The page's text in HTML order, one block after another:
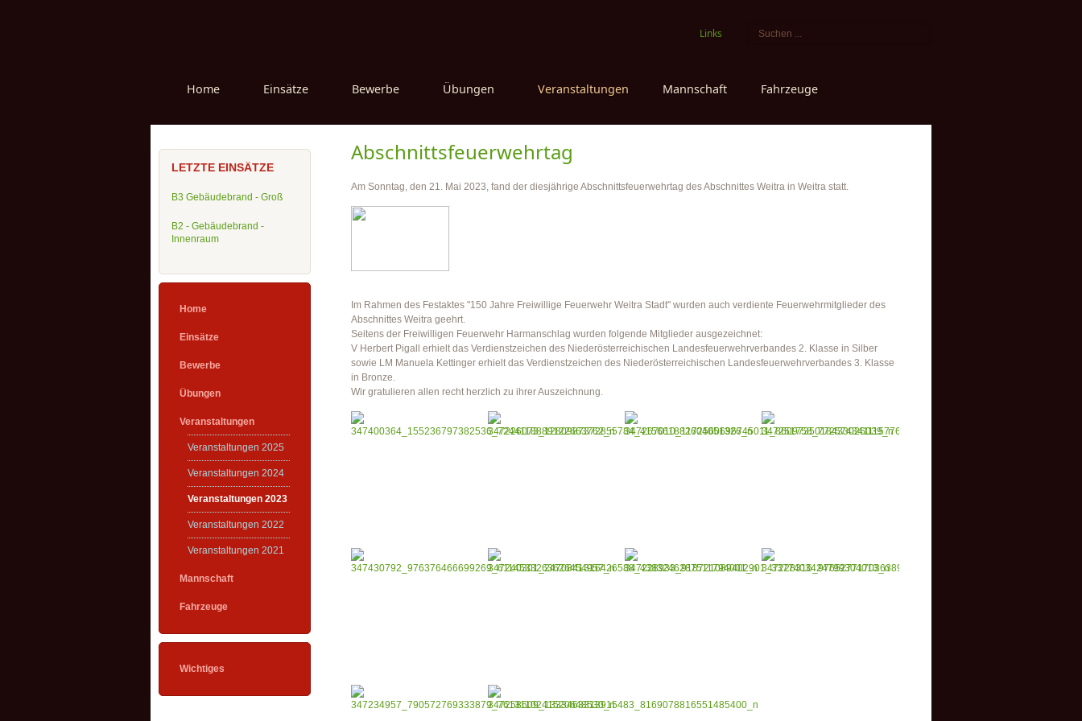
Links
Home Einsätze Bewerbe Übungen Veranstaltungen Mannschaft Fahrzeuge
Abschnittsfeuerwehrtag
Am Sonntag, den 21. Mai 2023, fand der diesjährige Abschnittsfeuerwehrtag des Abschnittes Weitra in Weitra statt.
Im Rahmen des Festaktes "150 Jahre Freiwillige Feuerwehr Weitra Stadt" wurden auch verdiente Feuerwehrmitglieder des
Abschnittes Weitra geehrt.
Seitens der Freiwilligen Feuerwehr Harmanschlag wurden folgende Mitglieder ausgezeichnet:
V Herbert Pigall erhielt das Verdienstzeichen des Niederösterreichischen Landesfeuerwehrverbandes 2. Klasse in Silber
sowie LM Manuela Kettinger erhielt das Verdienstzeichen des Niederösterreichischen Landesfeuerwehrverbandes 3. Klasse
in Bronze.
Wir gratulieren allen recht herzlich zu ihrer Auszeichnung.
LETZTE EINSÄTZE
B3 Gebäudebrand - Groß
B2 - Gebäudebrand -
Innenraum
Home
Einsätze
Bewerbe
Übungen
Veranstaltungen
Veranstaltungen 2025
Veranstaltungen 2024
Veranstaltungen 2023
Veranstaltungen 2022
Veranstaltungen 2021
Mannschaft
Fahrzeuge
Wichtiges